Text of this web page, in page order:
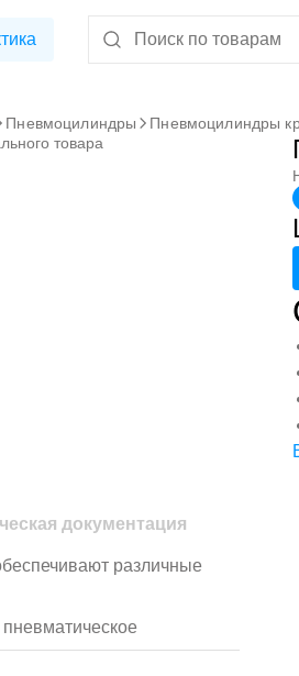
Пневмоцилиндры Пневмоцилиндры
товара
документация
различные